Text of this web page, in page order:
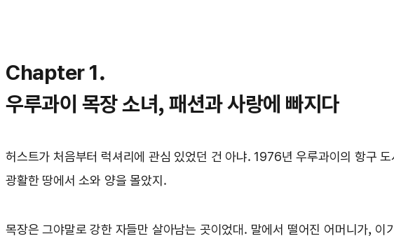
Chapter 1.
우루과이 목장 소녀, 패션과 사랑에 빠지다
허스트가 처음부터 럭셔리에 관심 있었던 건 아냐. 1976년 우루과이의 항구 도
광활한 땅에서 소와 양을 몰았지.
목장은 그야말로 강한 자들만 살아남는 곳이었대. 말에서 떨어진 어머니가,